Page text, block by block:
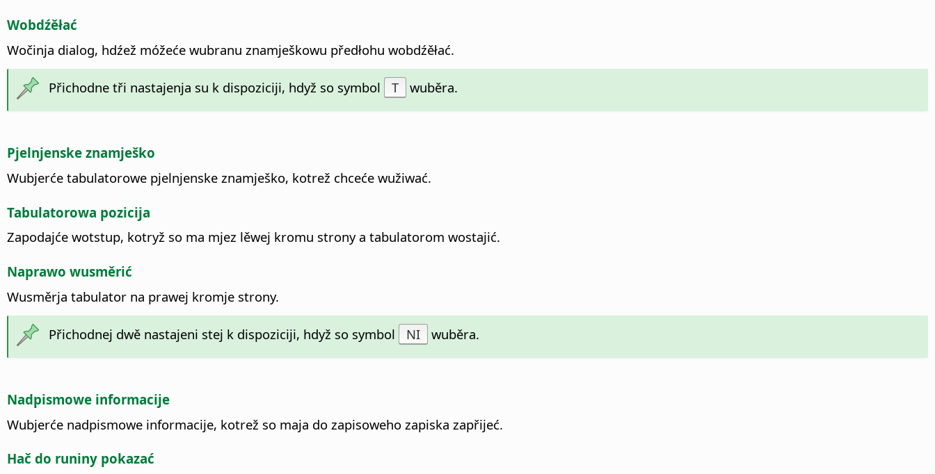
Wobdźěłać
Wočinja dialog, hdźež móžeće wubranu znamješkowu předłohu wobdźěłać.
Přichodne tři nastajenja su k dispoziciji, hdyž so symbol T wuběra.
Pjelnjenske znamješko
Wubjerće tabulatorowe pjelnjenske znamješko, kotrež chceće wužiwać.
Tabulatorowa pozicija
Zapodajće wotstup, kotryž so ma mjez lěwej kromu strony a tabulatorom wostajić.
Naprawo wusměrić
Wusměrja tabulator na prawej kromje strony.
Přichodnej dwě nastajeni stej k dispoziciji, hdyž so symbol NI wuběra.
Nadpismowe informacije
Wubjerće nadpismowe informacije, kotrež so maja do zapisoweho zapiska zapřijeć.
Hač do runiny pokazać